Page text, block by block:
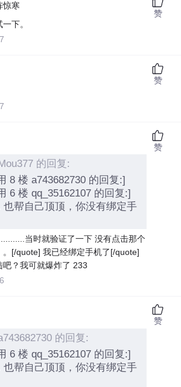
惊寒
下。
赞
赞
的回复:
8 楼 a743682730 的回复:]
6 楼 qq_35162107 的回复:]
也帮自己顶顶，你没有绑定手
当时就验证了一下 没有点击那个
。[/quote] 我已经绑定手机了[/quote]
吧？我可就爆炸了 233
赞
的回复:
6 楼 qq_35162107 的回复:]
也帮自己顶顶，你没有绑定手
赞